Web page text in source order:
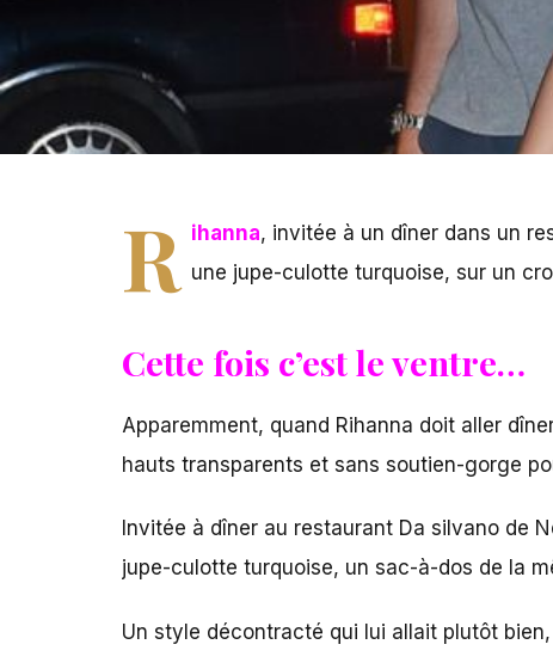
R ihanna, invitée à un dîner dans un
une jupe-culotte turquoise, sur un
Cette fois c’est le ventre…
Apparemment, quand Rihanna doit aller
hauts transparents et sans soutien-gorge
Invitée à dîner au restaurant Da silvano de
jupe-culotte turquoise, un sac-à-dos de la
Un style décontracté qui lui allait plutôt